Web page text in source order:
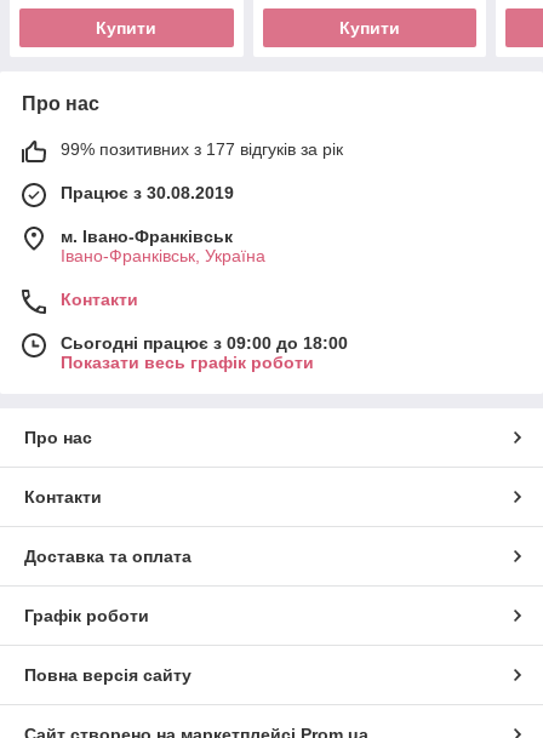
Купити Купити
Про нас
99% позитивних з 177 відгуків за рік
Працює з 30.08.2019
м. Івано-Франківськ
Івано-Франківськ, Україна
Контакти
Сьогодні працює з 09:00 до 18:00
Показати весь графік роботи
Про нас
Контакти
Доставка та оплата
Графік роботи
Повна версія сайту